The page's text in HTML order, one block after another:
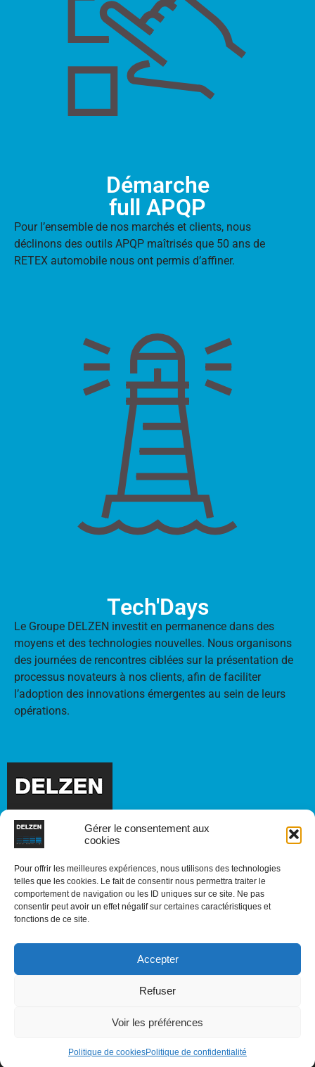
Gérer le consentement aux
cookies
Pour offrir les meilleures expériences, nous utilisons des technologies
telles que les cookies. Le fait de consentir nous permettra traiter le
comportement de navigation ou les ID uniques sur ce site. Ne pas
consentir peut avoir un effet négatif sur certaines caractéristiques et
fonctions de ce site.
Accepter
Refuser
Voir les préférences
Politique de cookiesPolitique de confidentialité
Démarche
full APQP
Pour l’ensemble de nos marchés et clients, nous
déclinons des outils APQP maîtrisés que 50 ans de
RETEX automobile nous ont permis d’affiner.
Tech'Days
Le Groupe DELZEN investit en permanence dans des
moyens et des technologies nouvelles. Nous organisons
des journées de rencontres ciblées sur la présentation de
processus novateurs à nos clients, afin de faciliter
l’adoption des innovations émergentes au sein de leurs
opérations.
NOUS
Je veux être rappelé(e)
NOUS SUR
Mentions légales
Confidentialité
Politique de cookies (UE)